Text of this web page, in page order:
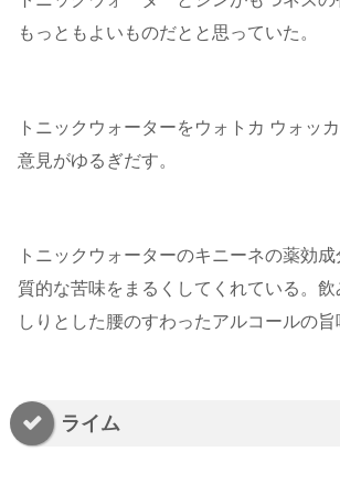
もっともよいものだとと思っていた。
トニックウォーターをウォトカ ウォッ
意見がゆるぎだす。
トニックウォーターのキニーネの薬効
質的な苦味をまるくしてくれている。
しりとした腰のすわったアルコールの旨
ライム